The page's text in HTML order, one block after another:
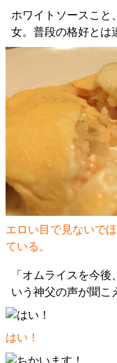
ホワイトソースこと
女。普段の格好とは
エロい目で見ないで
ている。
「オムライスを今
いう神父の声が聞こ
はい！